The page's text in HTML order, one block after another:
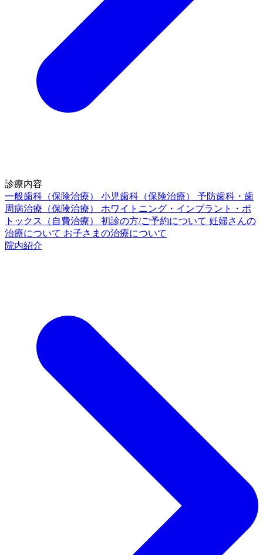
診療内容
一般歯科（保険治療）
小児歯科（保険治療）
予防歯科・歯
周病治療（保険治療）
ホワイトニング・インプラント・ボ
トックス（自費治療）
初診の方/ご予約について 妊婦さんの
治療について お子さまの治療について
院内紹介